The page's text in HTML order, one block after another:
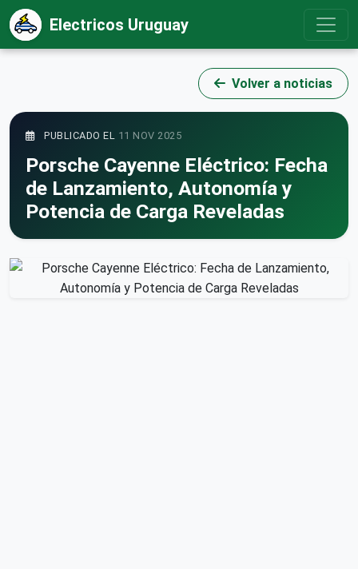
Electricos Uruguay
Volver a noticias
PUBLICADO EL 11 NOV 2025
Porsche Cayenne Eléctrico: Fecha
de Lanzamiento, Autonomía y
Potencia de Carga Reveladas